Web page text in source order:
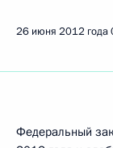
26 июня 2012 года
Федеральный